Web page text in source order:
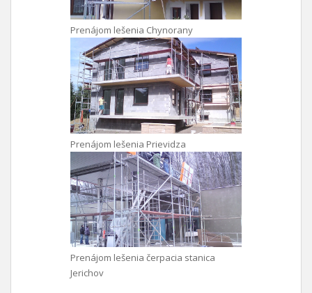
Prenájom lešenia Chynorany
Prenájom lešenia Prievidza
Prenájom lešenia čerpacia stanica
Jerichov